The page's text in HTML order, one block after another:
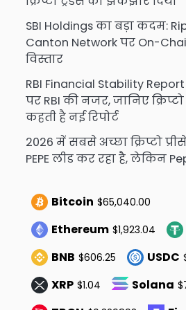
SBI Holdings का बड़ा कदम:
Canton Network पर On-
विस्तार
RBI Financial Stability
पर RBI की नजर, जानिए
कहती है नई रिपोर्ट
2026 में सबसे अच्छा क्रिप्टो
PEPE लीड कर रहा है, लेकिन
Bitcoin $65,040.00
Ethereum $1,923.04
BNB $606.25 USDC
XRP $1.04 Solana